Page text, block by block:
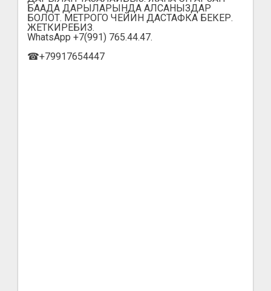
БААДА ДАРЫЛАРЫНДА АЛСАНЫЗДАР
БОЛОТ. МЕТРОГО ЧЕЙИН ДАСТАФКА БЕКЕР.
ЖЕТКИРЕБИЗ.
WhatsApp +7(991) 765.44.47.
☎+79917654447